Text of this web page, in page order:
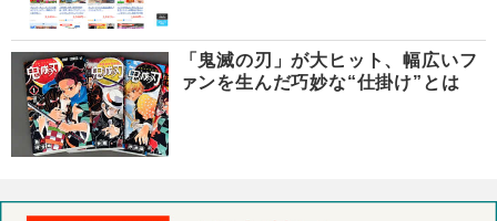
「鬼滅の刃」が大ヒット、幅広いフ
ァンを生んだ巧妙な“仕掛け”とは